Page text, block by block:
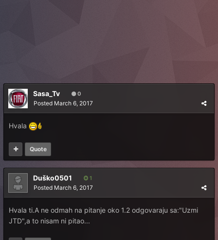
Sasa_Tv 0
Posted March 6, 2017
Hvala
Quote
Duško0501 1
Posted March 6, 2017
Hvala ti.A ne odmah na pitanje oko 1.2 odgovaraju sa:"Uzmi
JTD",a to nisam ni pitao...